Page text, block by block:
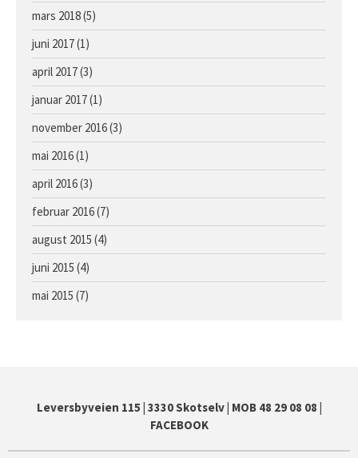
mars 2018(5)
juni 2017(1)
april 2017(3)
januar 2017(1)
november 2016(3)
mai 2016(1)
april 2016(3)
februar 2016(7)
august 2015 (4)
juni 2015 (4)
mai 2015 (7)
Leversbyveien 115 | 3330 Skotselv| MOB 48 29 08 08 |
FACEBOOK